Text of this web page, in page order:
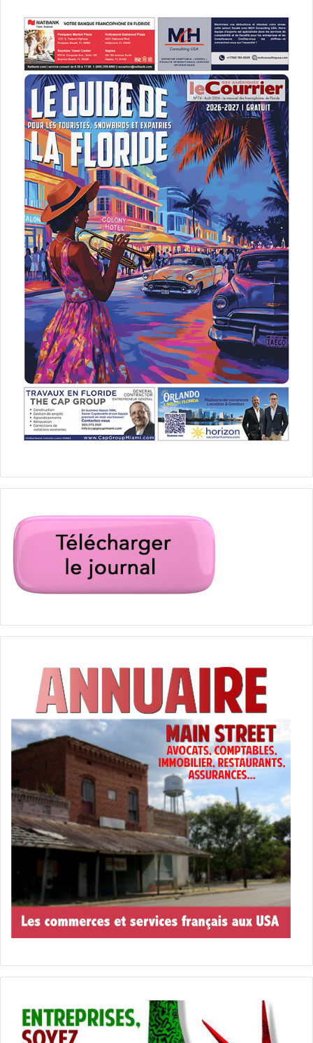
Et puis, les Floridiens sont bien préparés. Les
constructions sont renforcées, les assurances sont là pour
protéger les biens, et les systèmes d’évacuation sont
efficaces. Il suffit de garder un œil sur les bulletins météo
et de se préparer en conséquence.
6. Soleil et qualité de vie :
l’argument imparable
Pour la plupart des Canadiens, qu’ils viennent de
Montréal, deQuébec, ou de l’Ontario ou d’ailleurs, la
qualité de vieen Floride est un facteur déterminant. Ici, la
vie est plus détendue, plus ensoleillée, et souvent plus
abordable que dans les grandes villes canadiennes. Les
journées se passent à profiter des activités de plein air :
golf, pêche, plage, sorties en bateau… Difficile de faire
mieux !
Le coût de la vie, notamment en matière delogement, est
souvent plus bas que dans certaines métropoles
canadiennes. Et avec une communauté francophone déjà
bien implantée en Floride, notamment dans les régions de
Miamiet deFort Lauderdale
, les Canadiens se sentent
en bateau tout en commandant un café « au lait », en
Et puis, point essentiel au niveau géographique : il y a de
nombreux vols quotidiens entre les deux pays, et une
possibilité de joindre facilement la famille.
une présence bien établie
Pour couronner le tout, la présence de lacommunauté
canadienne
, en particulier québécoise, facilite
grandement l’intégration en Floride. Elle existe depuis le
XIXe siècle, et s’est renforcée grace au Snowbirding : des
familles sont venues voir les grand-parents en Floride
pour les fêtes et ça leur a donné l’idée de s’installer ici.
En Floride, on trouve de nombreuses associations
francophones, des écoles bilingues, et même des
commerces et restaurants qui rappellent un petit bout du
Québec. Que vous ayez envie d’une poutine ou d’un débat
sur les derniers matchs des Canadiens de Montréal, il y a
toujours quelqu’un pour partager un bout de chez soi.
Mais, c’est assez nouveau, des jeunes trentenaires, et
parfois même plus jeunes, sont désormais installés en
Canadiens expatriés. On se retrouve autour de barbecues,
de festivals et d’événements francophones. On partage les
bonnes adresses, on s’échange des conseils, et on se sent